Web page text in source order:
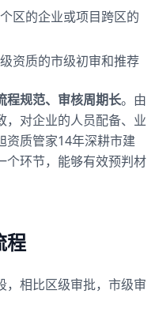
区的企业或项目跨区的
资质的市级初审和推荐
程规范、审核周期长。由
，对企业的人员配备、业
资质管家14年深耕市建
个环节，能够有效预判材
程
，相比区级审批，市级审